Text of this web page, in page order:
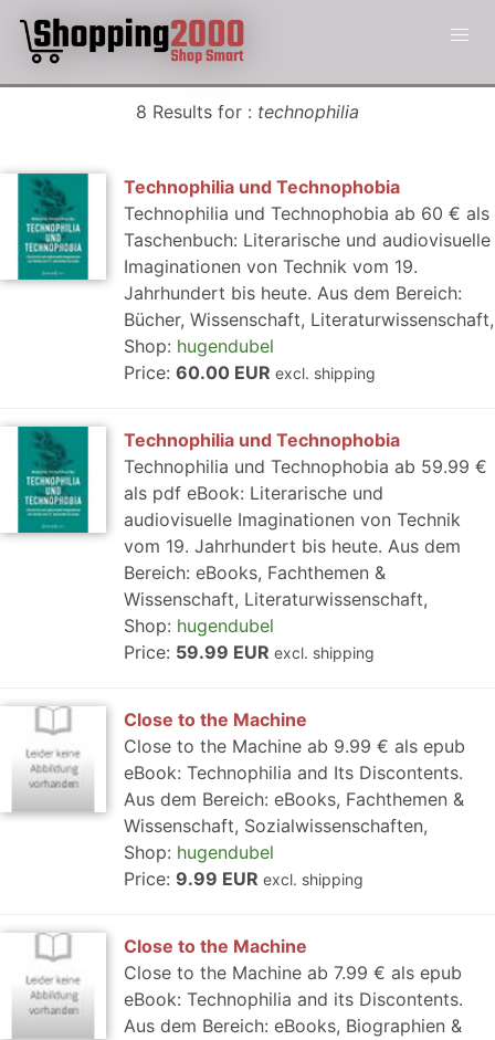
8 Results for : technophilia
Technophilia und Technophobia
Technophilia und Technophobia ab 60 € als
Taschenbuch: Literarische und audiovisuelle
Imaginationen von Technik vom 19.
Jahrhundert bis heute. Aus dem Bereich:
Bücher, Wissenschaft, Literaturwissenschaft,
Shop: hugendubel
Price: 60.00 EUR excl. shipping
Technophilia und Technophobia
Technophilia und Technophobia ab 59.99 €
als pdf eBook: Literarische und
audiovisuelle Imaginationen von Technik
vom 19. Jahrhundert bis heute. Aus dem
Bereich: eBooks, Fachthemen &
Wissenschaft, Literaturwissenschaft,
Shop: hugendubel
Price: 59.99 EUR excl. shipping
Close to the Machine
Close to the Machine ab 9.99 € als epub
eBook: Technophilia and Its Discontents.
Aus dem Bereich: eBooks, Fachthemen &
Wissenschaft, Sozialwissenschaften,
Shop: hugendubel
Price: 9.99 EUR excl. shipping
Close to the Machine
Close to the Machine ab 7.99 € als epub
eBook: Technophilia and its Discontents.
Aus dem Bereich: eBooks, Biographien &